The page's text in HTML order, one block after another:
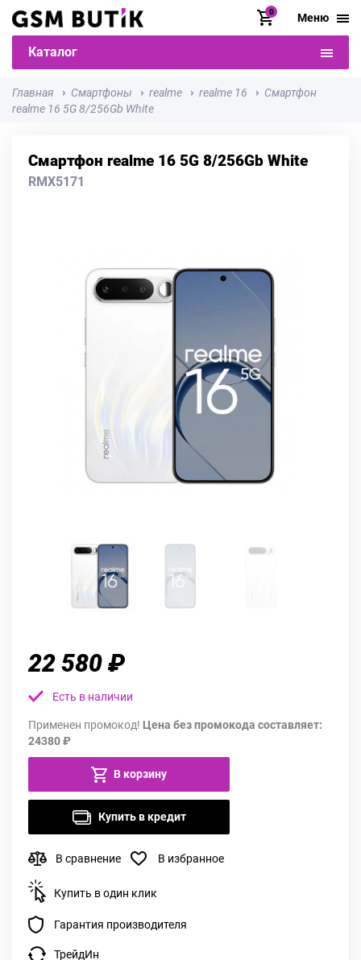
0 Меню
Каталог
Главная Смартфоны realme realme 16
Смартфон
realme 16 5G 8/256Gb White
Смартфон realme 16 5G 8/256Gb White
RMX5171
22 580 ₽
Есть в наличии
Применен промокод! Цена без промокода составляет:
24380 ₽
В корзину
Купить в кредит
В сравнение В избранное
Купить в один клик
Гарантия производителя
ТрейдИн